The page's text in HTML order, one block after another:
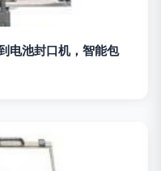
电池封口机，智能包